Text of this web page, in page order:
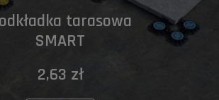
tarasowa
SMART
2,63 zł